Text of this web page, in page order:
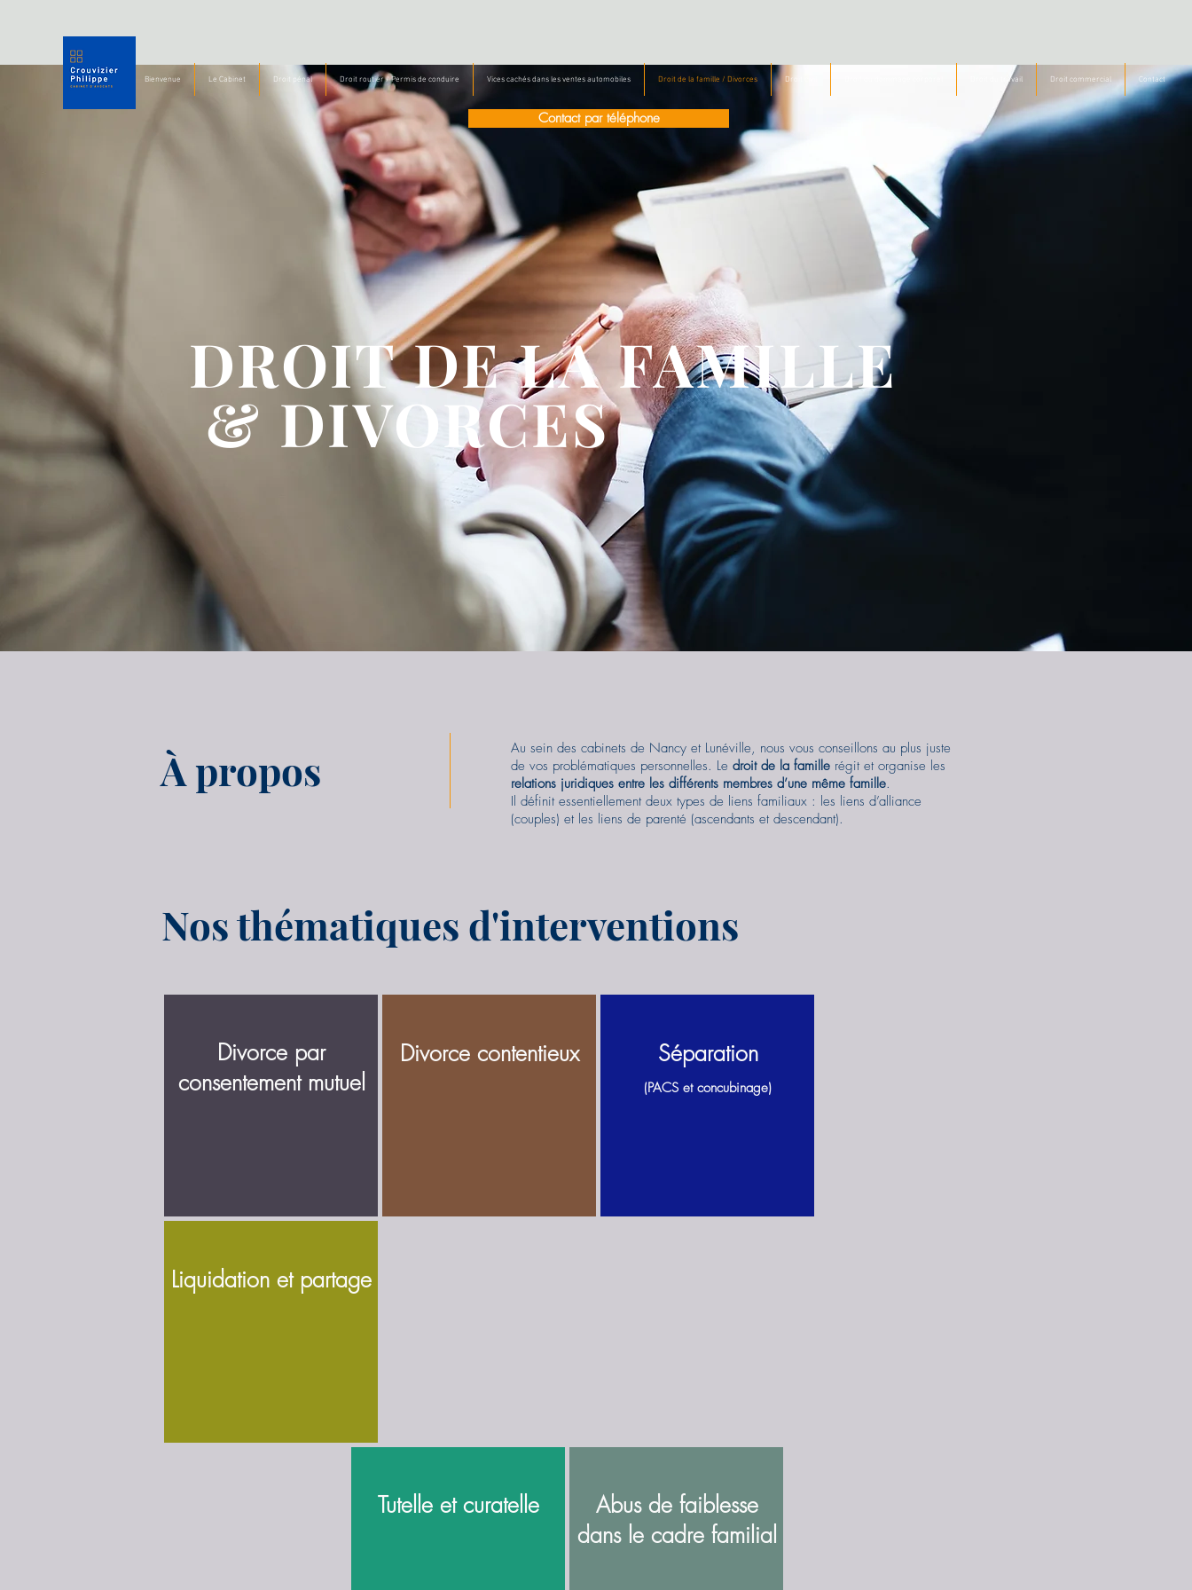
Bienvenue Le Cabinet Droit pénal Droit routier / Permis de conduire Vices cachés dans les ventes automobiles Droit de la famille / Divorces Droit civil Droit du travail Droit commercial Contact
Contact par téléphone
DROIT DE LA FAMILLE
& DIVORCES
À propos
Au sein des cabinets de Nancy et Lunéville, nous vous conseillons au plus juste
de vos problématiques personnelles. Le droit de la famille régit et organise les
relations juridiques entre les différents membres d’une même famille.
Il définit essentiellement deux types de liens familiaux : les liens d’alliance
(couples) et les liens de parenté (ascendants et descendant).
Nos thématiques d'interventions
Divorce par
consentement mutuel
Divorce contentieux Séparation
(PACS et concubinage)
Liquidation et partage
Tutelle et curatelle
Abus de faiblesse
dans le cadre familial